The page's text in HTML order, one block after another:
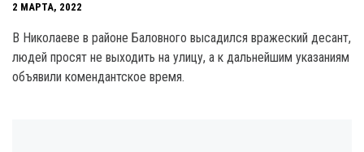
2 МАРТА, 2022
В Николаеве в районе Баловного высадился вражеский десант,
людей просят не выходить на улицу, а к дальнейшим указаниям
объявили комендантское время.